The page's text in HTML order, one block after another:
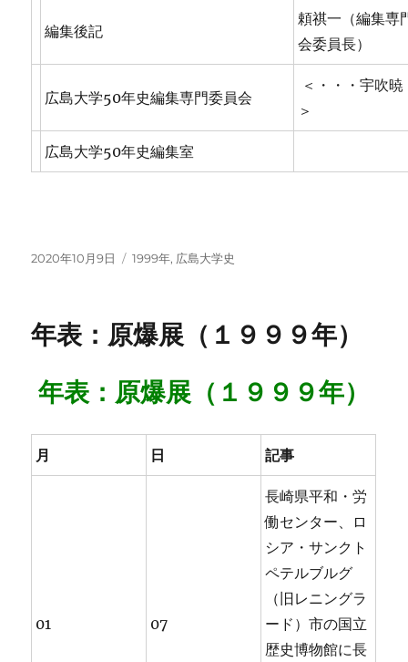
編集後記
頼祺一（編集専
会委員長）
広島大学50年史編集専門委員会
＜・・・宇吹
＞
広島大学50年史編集室
投
2020年10月9日
カ
ー
1999年, 広島大学史
年表：原爆展（１９９９年）
年表：原爆展（１９９９年）
月 日 記事
01 07
長崎県平和・労
働センター、ロ
シア・サンクト
ペテルブルグ
（旧レニングラ
ード）市の国立
歴史博物館に長